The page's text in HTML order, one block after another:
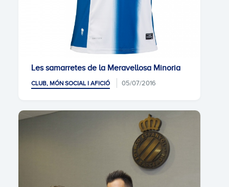
Les samarretes de la Meravellosa Minoria
CLUB, MÓN SOCIAL I AFICIÓ 05/07/2016